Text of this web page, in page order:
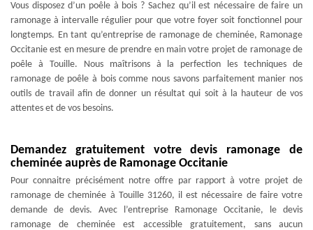
Vous disposez d’un poêle à bois ? Sachez qu’il est nécessaire de faire un
ramonage à intervalle régulier pour que votre foyer soit fonctionnel pour
longtemps. En tant qu’entreprise de ramonage de cheminée, Ramonage
Occitanie est en mesure de prendre en main votre projet de ramonage de
poêle à Touille. Nous maîtrisons à la perfection les techniques de
ramonage de poêle à bois comme nous savons parfaitement manier nos
outils de travail afin de donner un résultat qui soit à la hauteur de vos
attentes et de vos besoins.
Demandez gratuitement votre devis ramonage de
cheminée auprès de Ramonage Occitanie
Pour connaitre précisément notre offre par rapport à votre projet de
ramonage de cheminée à Touille 31260, il est nécessaire de faire votre
demande de devis. Avec l’entreprise Ramonage Occitanie, le devis
ramonage de cheminée est accessible gratuitement, sans aucun